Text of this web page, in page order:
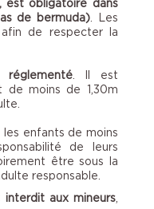
est obligatoire dans
de bermuda). Les
de respecter la
réglementé. Il est
de moins de 1,30m
enfants de moins
de leurs
être sous la
responsable.
interdit aux mineurs,